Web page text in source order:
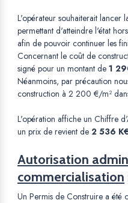
L'opérateur souhaiterait lancer
permettant d'atteindre l'état
afin de pouvoir continuer les
Concernant le coût de
signé pour un montant de 1
Néanmoins, par précaution
construction à 2 200 €/m²
L'opération affiche un Chiffre
un prix de revient de 2 536
Autorisation
commercialisation
Un Permis de Construire a été